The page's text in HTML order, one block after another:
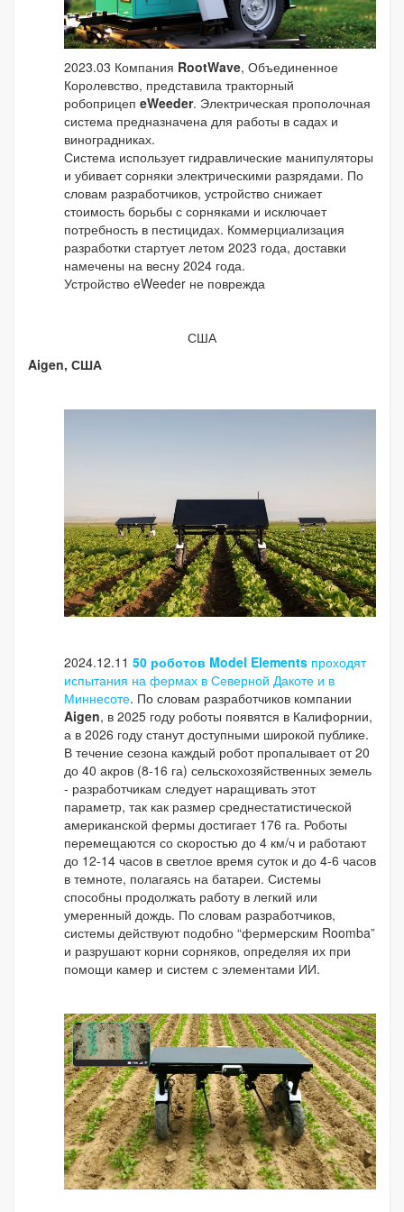
2023.03 Компания RootWave, Объединенное
Королевство, представила тракторный
робоприцеп eWeeder. Электрическая прополочная
система предназначена для работы в садах и
виноградниках.
Система использует гидравлические манипуляторы
и убивает сорняки электрическими разрядами. По
словам разработчиков, устройство снижает
стоимость борьбы с сорняками и исключает
потребность в пестицидах. Коммерциализация
разработки стартует летом 2023 года, доставки
намечены на весну 2024 года.
Устройство eWeeder не поврежда
США
Aigen, США
2024.12.11 50 роботов Model Elements проходят
испытания на фермах в Северной Дакоте и в
Миннесоте. По словам разработчиков компании
Aigen, в 2025 году роботы появятся в Калифорнии,
а в 2026 году станут доступными широкой публике.
В течение сезона каждый робот пропалывает от 20
до 40 акров (8-16 га) сельскохозяйственных земель
- разработчикам следует наращивать этот
параметр, так как размер среднестатистической
американской фермы достигает 176 га. Роботы
перемещаются со скоростью до 4 км/ч и работают
до 12-14 часов в светлое время суток и до 4-6 часов
в темноте, полагаясь на батареи. Системы
способны продолжать работу в легкий или
умеренный дождь. По словам разработчиков,
системы действуют подобно “фермерским Roomba”
и разрушают корни сорняков, определяя их при
помощи камер и систем с элементами ИИ.